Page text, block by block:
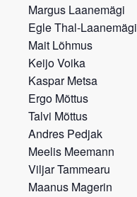
Margus Laanemägi
Egle Thal-Laanemägi
Mait Lõhmus
Keijo Voika
Kaspar Metsa
Ergo Mõttus
Talvi Mõttus
Andres Pedjak
Meelis Meemann
Viljar Tammearu
Maanus Magerin